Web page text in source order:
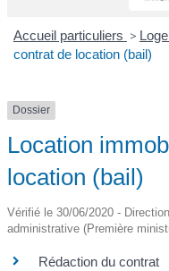
Accueil particuliers >
contrat de location (bail)
Dossier
Location
location (bail)
Vérifié le 30/06/2020 -
administrative (Première
Rédaction du contrat